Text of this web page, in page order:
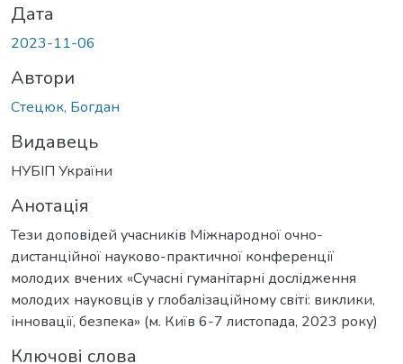
Дата
2023-11-06
Автори
Стецюк, Богдан
Видавець
НУБІП України
Анотація
Тези доповідей учасників Міжнародної очно-
дистанційної науково-практичної конференції
молодих вчених «Сучасні гуманітарні дослідження
молодих науковців у глобалізаційному світі: виклики,
інновації, безпека» (м. Київ 6-7 листопада, 2023 року)
Ключові слова